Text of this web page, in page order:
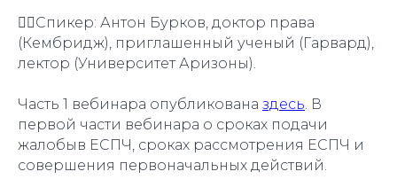
👱‍♂️Спикер: Антон Бурков, доктор права
(Кембридж), приглашенный ученый (Гарвард),
лектор (Университет Аризоны).
Часть 1 вебинара опубликована здесь . В
первой части вебинара о сроках подачи
жалобыв ЕСПЧ, сроках рассмотрения ЕСПЧ и
совершения первоначальных действий.